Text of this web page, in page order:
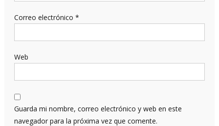
Correo electrónico *
Web
Guarda mi nombre, correo electrónico y web en este
navegador para la próxima vez que comente.